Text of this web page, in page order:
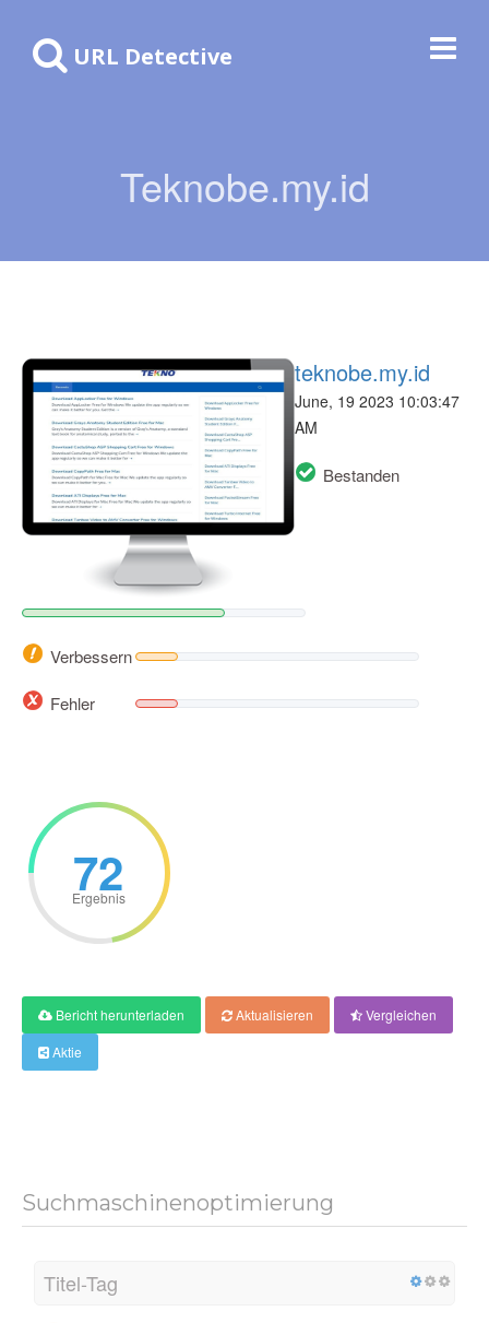
URL Detective
Teknobe.my.id
teknobe.my.id
June, 19 2023 10:03:47
AM
Bestanden
Verbessern
Fehler
72
Ergebnis
Bericht herunterladen Aktualisieren
Vergleichen
Aktie
Suchmaschinenoptimierung
Titel-Tag